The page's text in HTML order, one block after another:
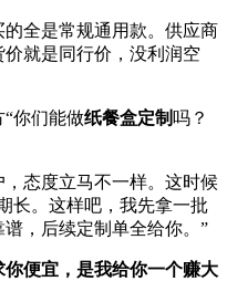
的全是常规通用款。供应商
就是同行价，没利润空
你们能做纸餐盒定制吗？
态度立马不一样。这时候
长。这样吧，我先拿一批
，后续定制单全给你。”
你便宜，是我给你一个赚大